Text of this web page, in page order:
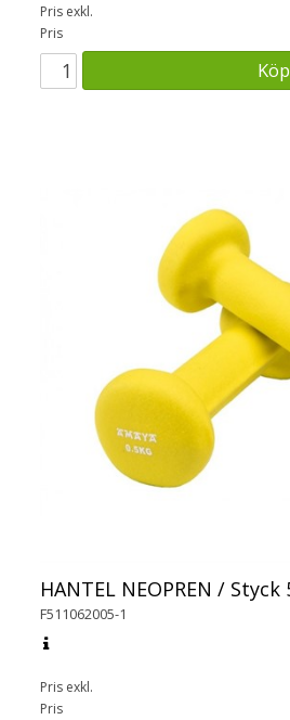
Pris exkl.
Pris
Köp
HANTEL NEOPREN /
F511062005-1
Pris exkl.
Pris